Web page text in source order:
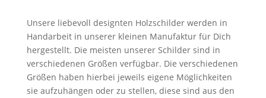
Unsere liebevoll designten Holzschilder werden in
Handarbeit in unserer kleinen Manufaktur für Dich
hergestellt. Die meisten unserer Schilder sind in
verschiedenen Größen verfügbar. Die verschiedenen
Größen haben hierbei jeweils eigene Möglichkeiten
sie aufzuhängen oder zu stellen, diese sind aus den